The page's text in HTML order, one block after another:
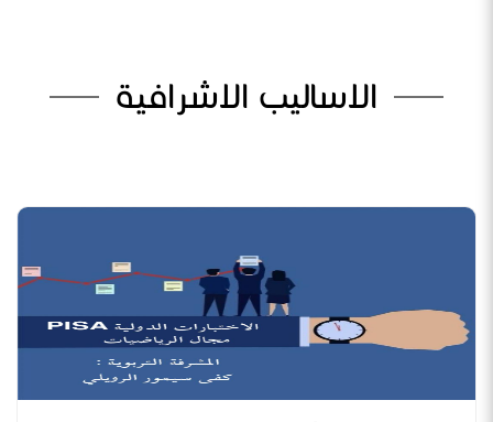
الاساليب الاشرافية